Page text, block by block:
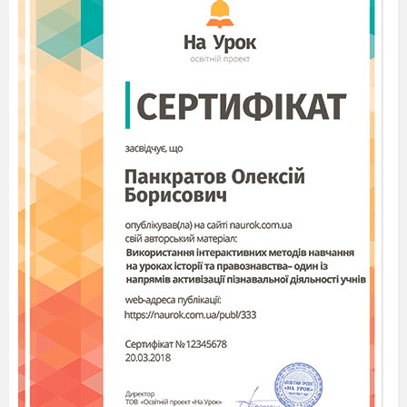
Say OK together.
Завдання 5
Розказати алфавіт без помилок
Вчитель: а зараз давайте пограємо і дізнаємось
як добре ви знаєте кольори
Я малюю твій портрет
Червоні губки будуть –red
Сині оченята –blue
Цю фарбу дуже я люблю.
Щікчи вимазали в соус
Стали розовими –rose
Одягнемося давай
Брюченята білі –white
Фіолетовий жакет
Олівчик візьмем –violet
Чубчик жовтим буде
Ось який хлопчина